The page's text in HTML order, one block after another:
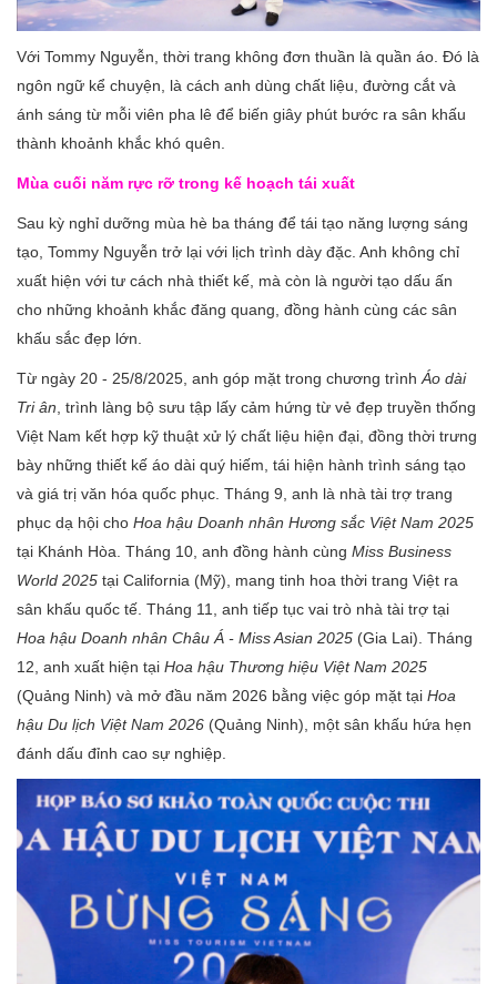
Với Tommy Nguyễn, thời trang không đơn thuần là quần áo. Đó là
ngôn ngữ kể chuyện, là cách anh dùng chất liệu, đường cắt và
ánh sáng từ mỗi viên pha lê để biến giây phút bước ra sân khấu
thành khoảnh khắc khó quên.
Mùa cuối năm rực rỡ trong kế hoạch tái xuất
Sau kỳ nghỉ dưỡng mùa hè ba tháng để tái tạo năng lượng sáng
tạo, Tommy Nguyễn trở lại với lịch trình dày đặc. Anh không chỉ
xuất hiện với tư cách nhà thiết kế, mà còn là người tạo dấu ấn
cho những khoảnh khắc đăng quang, đồng hành cùng các sân
khấu sắc đẹp lớn.
Từ ngày 20 - 25/8/2025, anh góp mặt trong chương trình Áo dài
Tri ân , trình làng bộ sưu tập lấy cảm hứng từ vẻ đẹp truyền thống
Việt Nam kết hợp kỹ thuật xử lý chất liệu hiện đại, đồng thời trưng
bày những thiết kế áo dài quý hiếm, tái hiện hành trình sáng tạo
và giá trị văn hóa quốc phục. Tháng 9, anh là nhà tài trợ trang
phục dạ hội cho Hoa hậu Doanh nhân Hương sắc Việt Nam 2025
tại Khánh Hòa. Tháng 10, anh đồng hành cùng Miss Business
World 2025 tại California (Mỹ), mang tinh hoa thời trang Việt ra
sân khấu quốc tế. Tháng 11, anh tiếp tục vai trò nhà tài trợ tại
Hoa hậu Doanh nhân Châu Á - Miss Asian 2025 (Gia Lai). Tháng
12, anh xuất hiện tại Hoa hậu Thương hiệu Việt Nam 2025
(Quảng Ninh) và mở đầu năm 2026 bằng việc góp mặt tại Hoa
hậu Du lịch Việt Nam 2026 (Quảng Ninh), một sân khấu hứa hẹn
đánh dấu đỉnh cao sự nghiệp.